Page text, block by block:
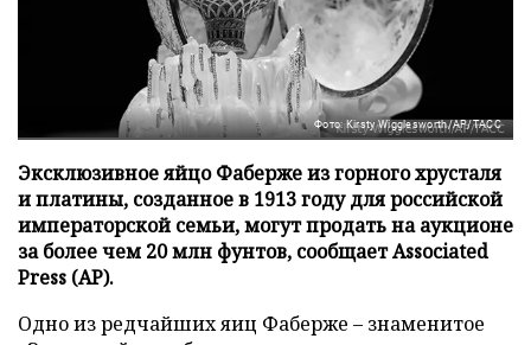
Фото: Kirsty Wigglesworth/AP/ТАСС
Эксклюзивное яйцо Фаберже из горного хрусталя
и платины, созданное в 1913 году для российской
императорской семьи, могут продать на аукционе
за более чем 20 млн фунтов, сообщает Associated
Press (АР).
Одно из редчайших яиц Фаберже – знаменитое